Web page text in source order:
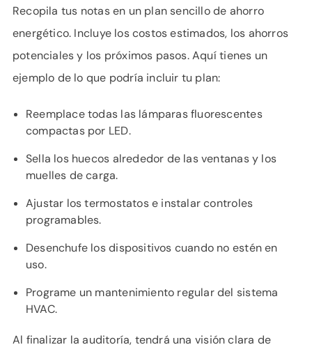
Recopila tus notas en un plan sencillo de ahorro
energético. Incluye los costos estimados, los ahorros
potenciales y los próximos pasos. Aquí tienes un
ejemplo de lo que podría incluir tu plan:
Reemplace todas las lámparas fluorescentes
compactas por LED.
Sella los huecos alrededor de las ventanas y los
muelles de carga.
Ajustar los termostatos e instalar controles
programables.
Desenchufe los dispositivos cuando no estén en
uso.
Programe un mantenimiento regular del sistema
HVAC.
Al finalizar la auditoría, tendrá una visión clara de